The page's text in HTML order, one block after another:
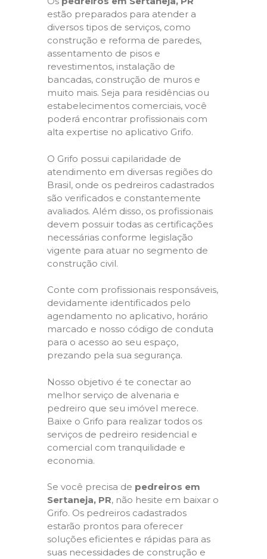
estão preparados para atender a
diversos tipos de serviços, como
construção e reforma de paredes,
assentamento de pisos e
revestimentos, instalação de
bancadas, construção de muros e
muito mais. Seja para residências ou
estabelecimentos comerciais, você
poderá encontrar profissionais com
alta expertise no aplicativo Grifo.
O Grifo possui capilaridade de
atendimento em diversas regiões do
Brasil, onde os pedreiros cadastrados
são verificados e constantemente
avaliados. Além disso, os profissionais
devem possuir todas as certificações
necessárias conforme legislação
vigente para atuar no segmento de
construção civil.
Conte com profissionais responsáveis,
devidamente identificados pelo
agendamento no aplicativo, horário
marcado e nosso código de conduta
para o acesso ao seu espaço,
prezando pela sua segurança.
Nosso objetivo é te conectar ao
melhor serviço de alvenaria e
pedreiro que seu imóvel merece.
Baixe o Grifo para realizar todos os
serviços de pedreiro residencial e
comercial com tranquilidade e
economia.
Se você precisa de pedreiros em
Sertaneja, PR, não hesite em baixar o
Grifo. Os pedreiros cadastrados
estarão prontos para oferecer
soluções eficientes e rápidas para as
suas necessidades de construção e